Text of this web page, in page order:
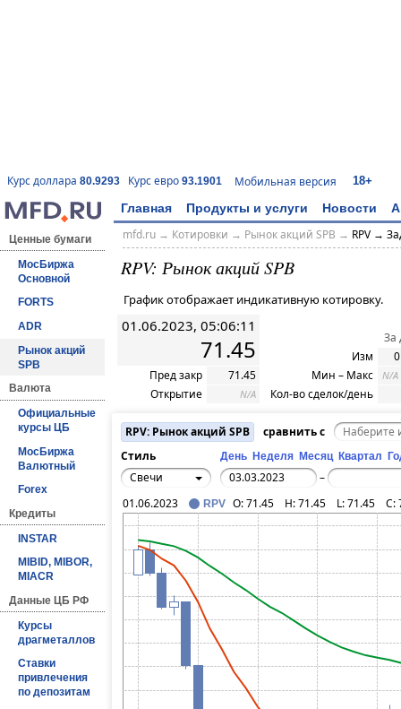
Курс доллара 80.9293 Курс евро 93.1901 Мобильная версия 18+
Главная Продукты и услуги Новости
Ценные бумаги
МосБиржа
Основной
FORTS
ADR
Рынок акций
SPB
Валюта
Официальные
курсы ЦБ
МосБиржа
Валютный
Forex
Кредиты
INSTAR
MIBID, MIBOR,
MIACR
Данные ЦБ РФ
Курсы
драгметаллов
Ставки
привлечения
по депозитам
mfd.ru→ Котировки → Рынок акций SPB → RPV →
RPV: Рынок акций SPB
График отображает индикативную котировку.
01.06.2023, 05:06:11
71.45
Пред закр
71.45
Открытие
N/A
За
Изм
Мин – Макс
N/A
Кол-во сделок/день
RPV: Рынок акций SPB
сравнить с
Стиль
День Неделя Месяц Квартал
Свечи
–
01.06.2023
RPV O:71.45 H:71.45 L:71.45 C: